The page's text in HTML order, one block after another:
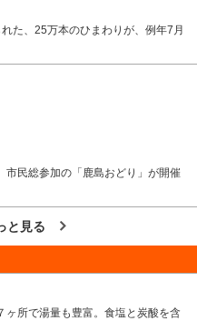
た、25万本のひまわりが、例年7月
市民総参加の「鹿島おどり」が開催
と見る
ヶ所で湯量も豊富。食塩と炭酸を含